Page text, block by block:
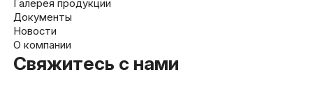
Галерея продукции
Документы
Новости
О компании
Свяжитесь с нами